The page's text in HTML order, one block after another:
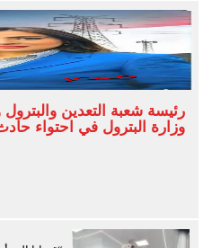
رئيسة شعبة التعدين
وزارة البترول في احتواء